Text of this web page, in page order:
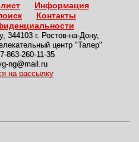
Информация
Контакты
, 344103 г. Ростов-на-Дону,
центр "Талер"
863-260-11-35
ng@mail.ru
на рассылку